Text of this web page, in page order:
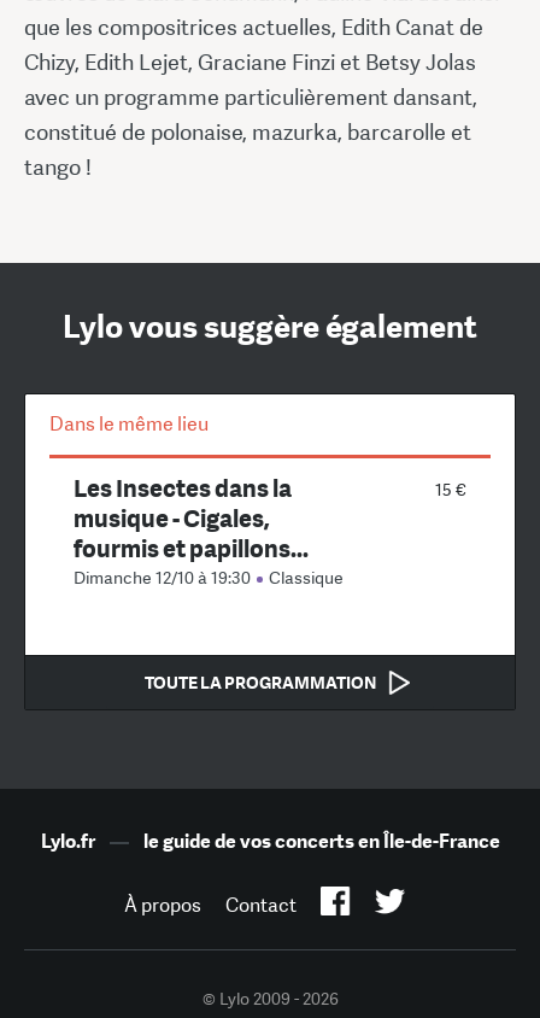
que les compositrices actuelles, Edith Canat de
Chizy, Edith Lejet, Graciane Finzi et Betsy Jolas
avec un programme particulièrement dansant,
constitué de polonaise, mazurka, barcarolle et
tango !
Lylo vous suggère également
Dans le même lieu
15 €
Les Insectes dans la
musique - Cigales,
fourmis et papillons...
Dimanche 12/10 à 19:30 Classique
TOUTE LA PROGRAMMATION
Lylo.fr— le guide de vos concerts en Île-de-France
À propos Contact
© Lylo 2009 - 2026